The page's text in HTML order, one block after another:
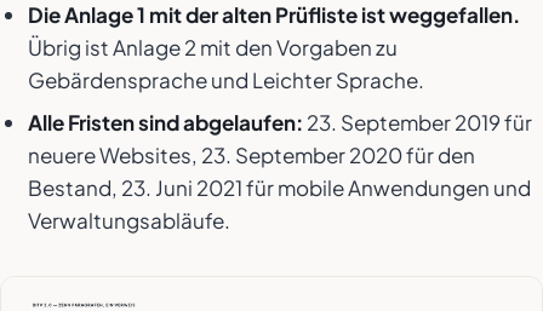
Die Anlage 1 mit der alten Prüfliste ist weggefallen.
Übrig ist Anlage 2 mit den Vorgaben zu
Gebärdensprache und Leichter Sprache.
Alle Fristen sind abgelaufen: 23. September 2019 für
neuere Websites, 23. September 2020 für den
Bestand, 23. Juni 2021 für mobile Anwendungen und
Verwaltungsabläufe.